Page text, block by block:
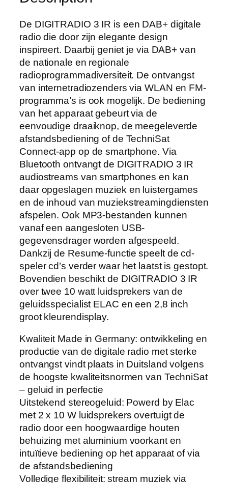
De DIGITRADIO 3 IR is een DAB+ digitale
radio die door zijn elegante design
inspireert. Daarbij geniet je via DAB+ van
de nationale en regionale
radioprogrammadiversiteit. De ontvangst
van internetradiozenders via WLAN en FM-
programma’s is ook mogelijk. De bediening
van het apparaat gebeurt via de
eenvoudige draaiknop, de meegeleverde
afstandsbediening of de TechniSat
Connect-app op de smartphone. Via
Bluetooth ontvangt de DIGITRADIO 3 IR
audiostreams van smartphones en kan
daar opgeslagen muziek en luistergames
en de inhoud van muziekstreamingdiensten
afspelen. Ook MP3-bestanden kunnen
vanaf een aangesloten USB-
gegevensdrager worden afgespeeld.
Dankzij de Resume-functie speelt de cd-
speler cd’s verder waar het laatst is gestopt.
Bovendien beschikt de DIGITRADIO 3 IR
over twee 10 watt luidsprekers van de
geluidsspecialist ELAC en een 2,8 inch
groot kleurendisplay.
Kwaliteit Made in Germany: ontwikkeling en
productie van de digitale radio met sterke
ontvangst vindt plaats in Duitsland volgens
de hoogste kwaliteitsnormen van TechniSat
– geluid in perfectie
Uitstekend stereogeluid: Powerd by Elac
met 2 x 10 W luidsprekers overtuigt de
radio door een hoogwaardige houten
behuizing met aluminium voorkant en
intuïtieve bediening op het apparaat of via
de afstandsbediening
Volledige flexibiliteit: stream muziek via